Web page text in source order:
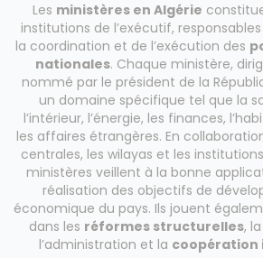
Les ministères en Algérie
institutions de l’exécutif,
la coordination et de l’exécution des
nationales. Chaque ministère,
nommé par le président de la
un domaine spécifique tel que la
l’intérieur, l’énergie, les finances,
les affaires étrangères. En
centrales, les wilayas et les
ministères veillent à la bonne
réalisation des objectifs de
économique du pays. Ils jouent
dans les réformes structurelles,
l’administration et la